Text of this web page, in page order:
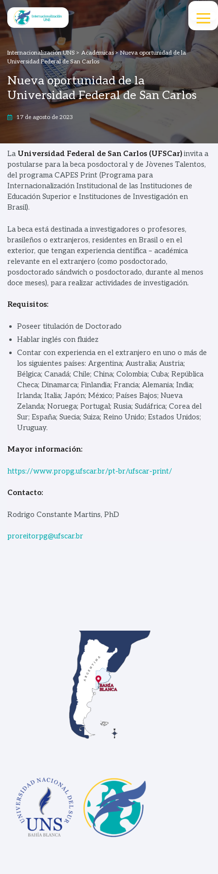
Internacionalización UNS > Académicas>Nueva oportunidad de la
Universidad Federal de San Carlos
Nueva oportunidad de la
Universidad Federal de San Carlos
17 de agosto de 2023
La Universidad Federal de San Carlos (UFSCar) invita a
postularse para la beca posdoctoral y de Jòvenes Talentos,
del programa CAPES Print (Programa para
Internacionalización Institucional de las Instituciones de
Educación Superior e Instituciones de Investigación en
Brasil).
La beca está destinada a investigadores o profesores,
brasileños o extranjeros, residentes en Brasil o en el
exterior, que tengan experiencia científica – académica
relevante en el extranjero (como posdoctorado,
posdoctorado sándwich o posdoctorado, durante al menos
doce meses), para realizar actividades de investigación.
Requisitos:
Poseer titulación de Doctorado
Hablar inglés con fluidez
Contar con experiencia en el extranjero en uno o más de
los siguientes países: Argentina; Australia; Austria;
Bélgica; Canadá; Chile; China; Colombia; Cuba; República
Checa; Dinamarca; Finlandia; Francia; Alemania; India;
Irlanda; Italia; Japón; México; Países Bajos; Nueva
Zelanda; Noruega; Portugal; Rusia; Sudáfrica; Corea del
Sur; España; Suecia; Suiza; Reino Unido; Estados Unidos;
Uruguay.
Mayor información:
https://www.propg.ufscar.br/pt-br/ufscar-print/
Contacto:
Rodrigo Constante Martins, PhD
proreitorpg@ufscar.br